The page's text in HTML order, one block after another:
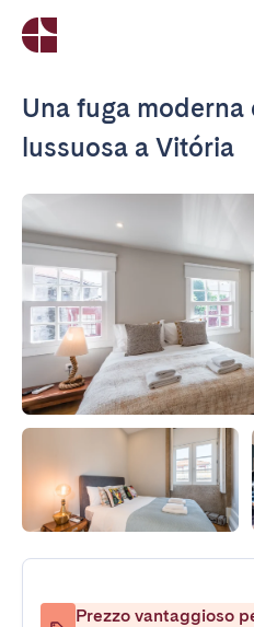
Una fuga moderna
lussuosa a Vitória
Prezzo vantaggioso